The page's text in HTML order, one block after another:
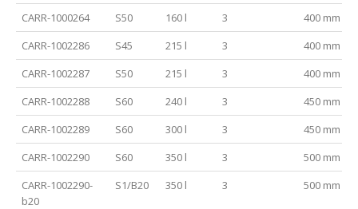
CARR-1000264
S50 160 l 3
400 mm
CARR-1002286
S45 215 l 3
400 mm
CARR-1002287
S50 215 l 3
400 mm
CARR-1002288
S60 240 l 3
450 mm
CARR-1002289
S60 300 l 3
450 mm
CARR-1002290
S60 350 l 3
500 mm
CARR-1002290-
b20
S1/B20 350 l 3 500 mm